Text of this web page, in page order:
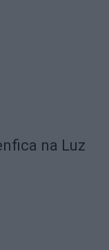
na Luz